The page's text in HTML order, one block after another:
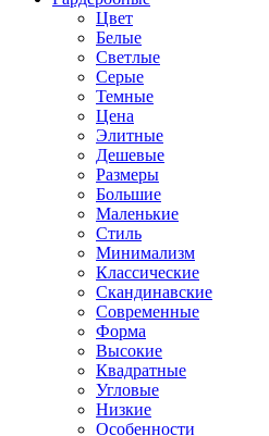
Цвет
Белые
Светлые
Серые
Темные
Цена
Элитные
Дешевые
Размеры
Большие
Маленькие
Стиль
Минимализм
Классические
Скандинавские
Современные
Форма
Высокие
Квадратные
Угловые
Низкие
Особенности